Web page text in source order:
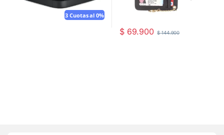
3 Cuotas al 0%
$69.900 $144.900